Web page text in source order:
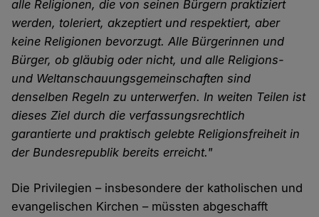
alle Religionen, die von seinen Bürgern praktiziert
werden, toleriert, akzeptiert und respektiert, aber
keine Religionen bevorzugt. Alle Bürgerinnen und
Bürger, ob gläubig oder nicht, und alle Religions-
und Weltanschauungsgemeinschaften sind
denselben Regeln zu unterwerfen. In weiten Teilen ist
dieses Ziel durch die verfassungsrechtlich
garantierte und praktisch gelebte Religionsfreiheit in
der Bundesrepublik bereits erreicht."
Die Privilegien – insbesondere der katholischen und
evangelischen Kirchen – müssten abgeschafft